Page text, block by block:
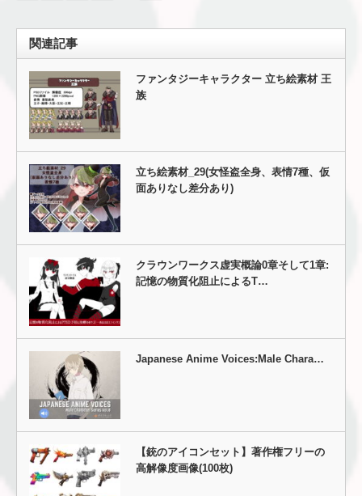
関連記事
ファンタジーキャラクター 立ち絵素材 王
族
立ち絵素材_29(女怪盗全身、表情7種、仮
面ありなし差分あり)
クラウンワークス虚実概論0章そして1章:
記憶の物質化阻止によるT…
Japanese Anime Voices:Male Chara…
【銃のアイコンセット】著作権フリーの
高解像度画像(100枚)